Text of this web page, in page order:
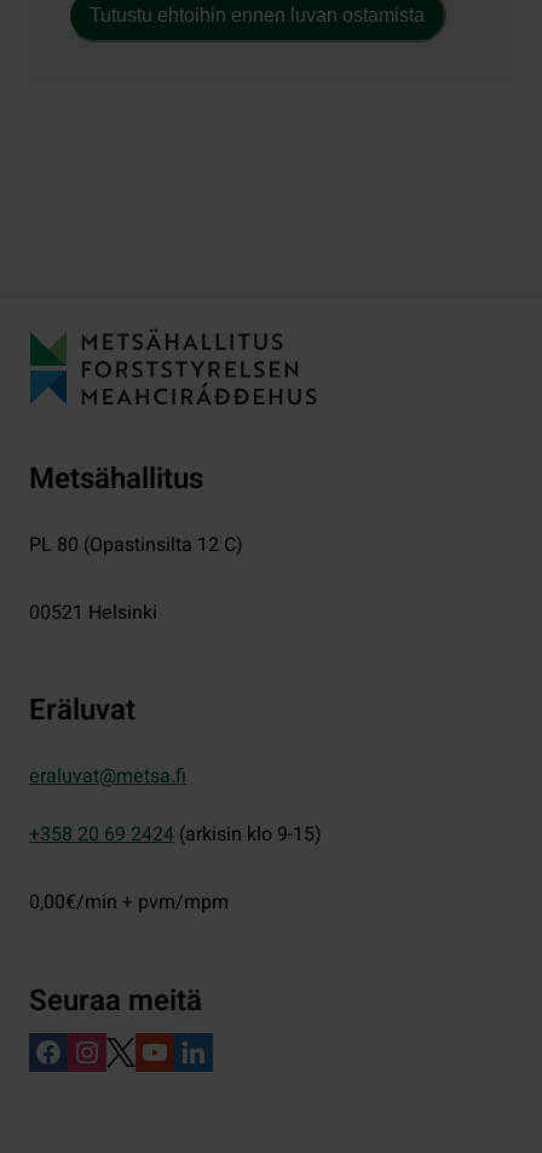
Tutustu ehtoihin ennen luvan ostamista
Metsähallitus
PL 80 (Opastinsilta 12 C)
00521 Helsinki
Eräluvat
eraluvat@metsa.fi
+358 20 69 2424 (arkisin klo 9-15)
0,00€/min + pvm/mpm
Seuraa meitä